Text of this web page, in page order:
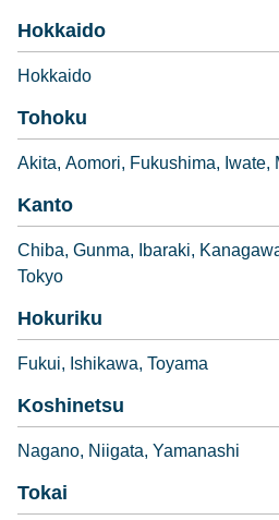
Hokkaido
Hokkaido
Tohoku
Akita Aomori Fukushima Iwate
Kanto
Chiba Gunma Ibaraki
Tokyo
Hokuriku
Fukui Ishikawa Toyama
Koshinetsu
Nagano Niigata Yamanashi
Tokai